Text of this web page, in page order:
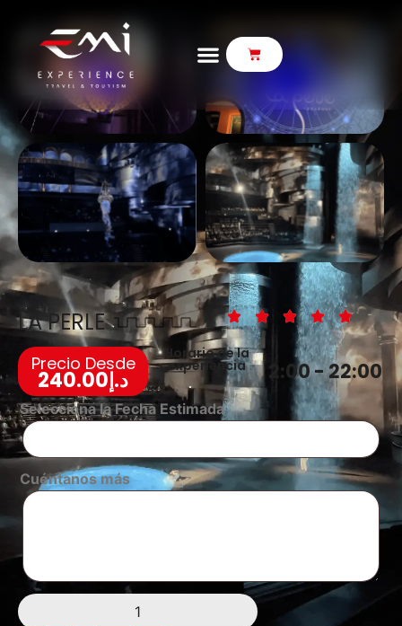
LA PERLE
Selecciona la Fecha Estimada
Cuéntanos más
Precio Desde
د.إ240.00
Horario de la
experiencia 2:00 - 22:00